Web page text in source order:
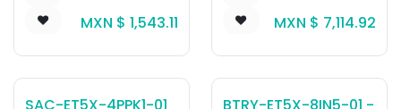
MXN $ 1,543.11
ZT411/ZT421, ZT510,
printers, only
ZT410/ZT420 printers
with firmware
MXN $ 7,114.92
SAC-ET5X-4PPK1-01
BTRY-ET5X-8IN5-01 -